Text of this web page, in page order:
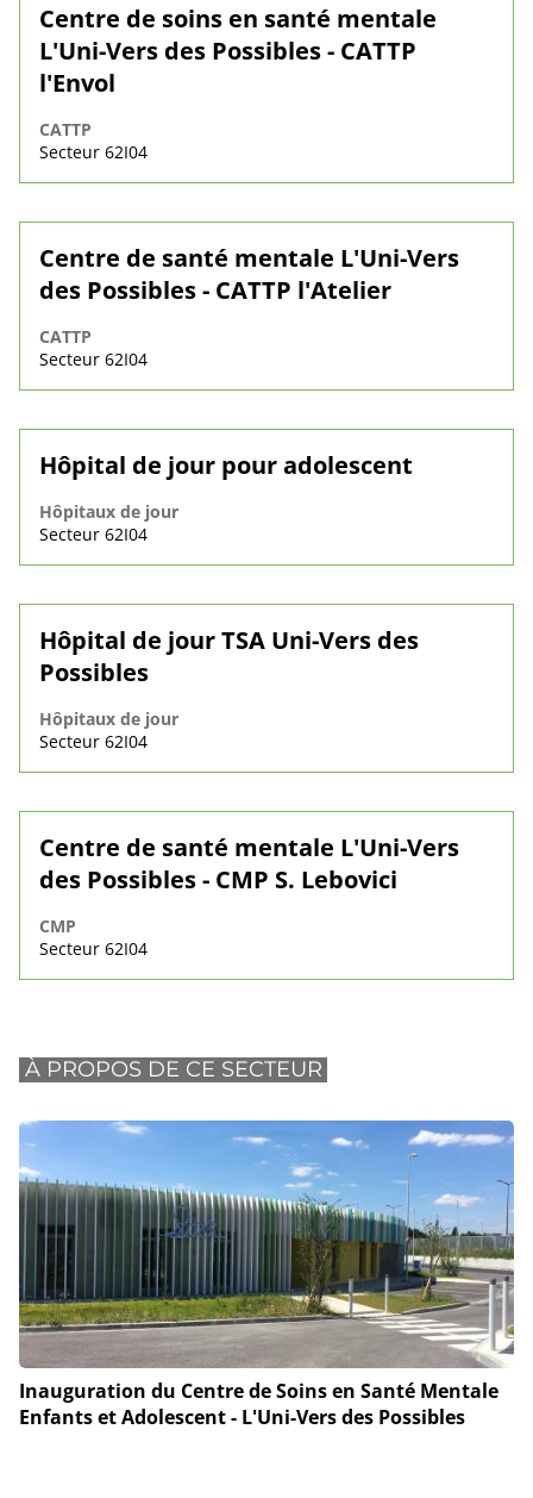
Centre de soins en santé mentale
L'Uni-Vers des Possibles - CATTP
l'Envol
CATTP
Secteur 62I04
Centre de santé mentale L'Uni-Vers
des Possibles - CATTP l'Atelier
CATTP
Secteur 62I04
Hôpital de jour pour adolescent
Hôpitaux de jour
Secteur 62I04
Hôpital de jour TSA Uni-Vers des
Possibles
Hôpitaux de jour
Secteur 62I04
Centre de santé mentale L'Uni-Vers
des Possibles - CMP S. Lebovici
CMP
Secteur 62I04
À PROPOS DE CE SECTEUR
Inauguration du Centre de Soins en Santé Mentale
Enfants et Adolescent - L'Uni-Vers des Possibles